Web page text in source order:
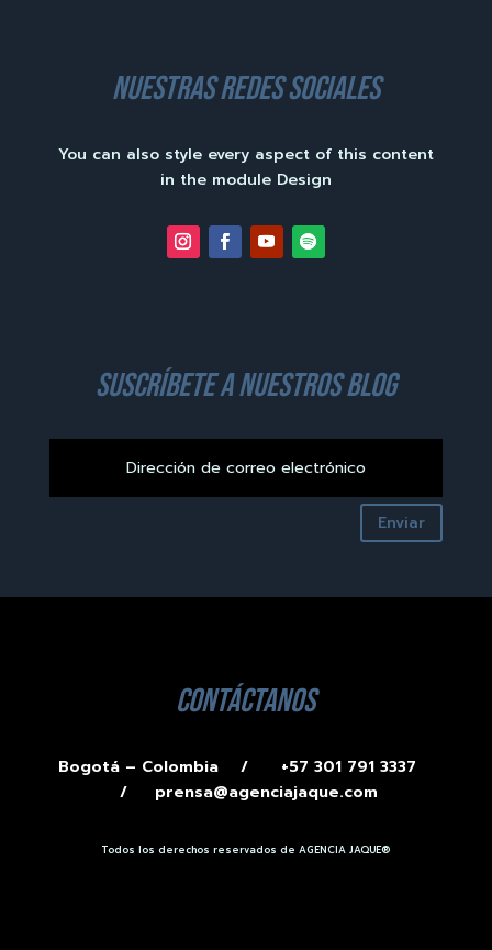
nuestras redes sociales
You can also style every aspect of this content
in the module Design
suscríbete a nuestros blog
Enviar
contáctanos
Bogotá – Colombia /
+57 301 791 3337
/ prensa@agenciajaque.com
Todos los derechos reservados de AGENCIA JAQUE®